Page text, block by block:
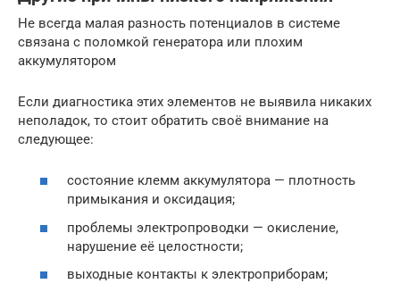
Не всегда малая разность потенциалов в системе
связана с поломкой генератора или плохим
аккумулятором
Если диагностика этих элементов не выявила никаких
неполадок, то стоит обратить своё внимание на
следующее:
состояние клемм аккумулятора — плотность
примыкания и оксидация;
проблемы электропроводки — окисление,
нарушение её целостности;
выходные контакты к электроприборам;